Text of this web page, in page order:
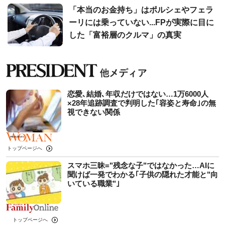
「本当のお金持ち」はポルシェやフェラ
ーリには乗っていない...FPが実際に目に
した「富裕層のクルマ」の真実
恋愛､結婚､年収だけではない…1万6000人
×28年追跡調査で判明した｢容姿と寿命｣の無
視できない関係
トップページへ
スマホ三昧="残念な子"ではなかった…AIに
聞けば一発でわかる｢子供の隠れた才能と"向
いている職業"｣
トップページへ